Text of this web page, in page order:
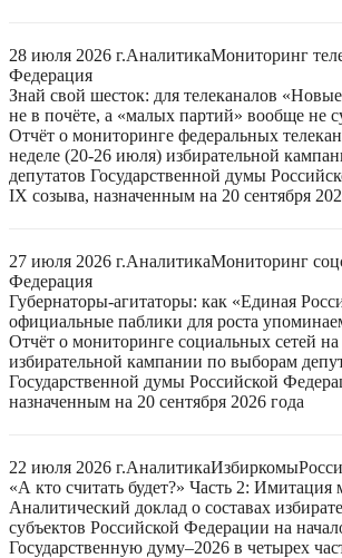
28 июля 2026 г.АналитикаМониторинг
Федерация
Знай свой шесток: для телеканалов
не в почёте, а «малых партий» вообще не
Отчёт о мониторинге федеральных
неделе (20-26 июля) избирательной
депутатов Государственной думы
IX созыва, назначенным на 20 сентября
27 июля 2026 г.АналитикаМониторинг
Федерация
Губернаторы-агитаторы: как «Единая
официальные паблики для роста
Отчёт о мониторинге социальных сетей на
избирательной кампании по выборам
Государственной думы Российской
назначенным на 20 сентября 2026 года
22 июля 2026 г.АналитикаИзбиркомы
«А кто считать будет?» Часть 2: Имитация
Аналитический доклад о составах
субъектов Российской Федерации на
Государственную думу–2026 в четырех